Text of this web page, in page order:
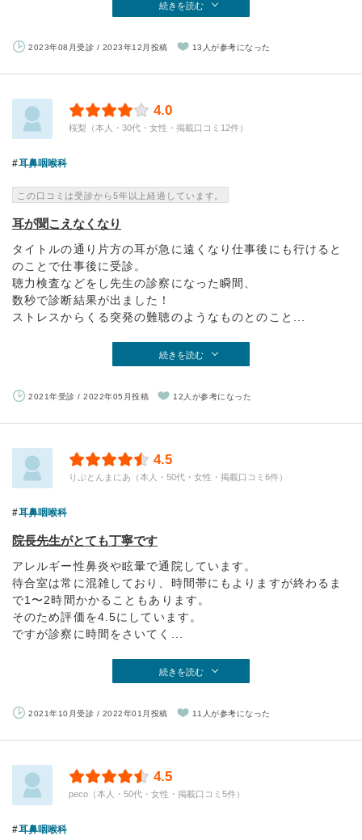
続きを読む
2023年08月受診 / 2023年12月投稿 13人が参考になった
4.0
桜梨（本人・30代・女性・掲載口コミ12件）
耳鼻咽喉科
この口コミは受診から5年以上経過しています。
耳が聞こえなくなり
タイトルの通り片方の耳が急に遠くなり仕事後にも行けると
のことで仕事後に受診。
聴力検査などをし先生の診察になった瞬間、
数秒で診断結果が出ました！
ストレスからくる突発の難聴のようなものとのこと...
続きを読む
2021年受診 / 2022年05月投稿 12人が参考になった
4.5
りぷとんまにあ（本人・50代・女性・掲載口コミ6件）
耳鼻咽喉科
院長先生がとても丁寧です
アレルギー性鼻炎や眩暈で通院しています。
待合室は常に混雑しており、時間帯にもよりますが終わるま
で1〜2時間かかることもあります。
そのため評価を4.5にしています。
ですが診察に時間をさいてく...
続きを読む
2021年10月受診 / 2022年01月投稿 11人が参考になった
4.5
peco（本人・50代・女性・掲載口コミ5件）
耳鼻咽喉科